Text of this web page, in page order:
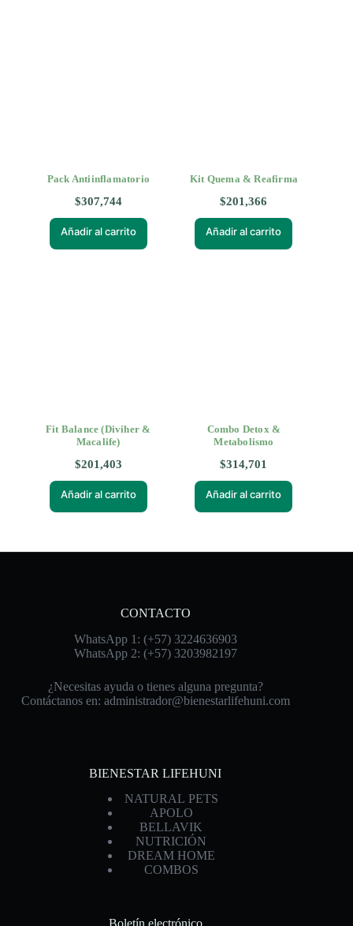
Pack Antiinflamatorio
$307,744
Añadir al carrito
Kit Quema & Reafirma
$201,366
Añadir al carrito
Fit Balance (Diviher &
Macalife)
$201,403
Añadir al carrito
Combo Detox &
Metabolismo
$314,701
Añadir al carrito
CONTACTO
WhatsApp 1: (+57) 3224636903
WhatsApp 2: (+57) 3203982197
¿Necesitas ayuda o tienes alguna pregunta?
Contáctanos en: administrador@bienestarlifehuni.com
BIENESTAR LIFEHUNI
NATURAL PETS
APOLO
BELLAVIK
NUTRICIÓN
DREAM HOME
COMBOS